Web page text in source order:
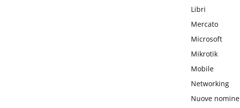
Libri
Mercato
Microsoft
Mikrotik
Mobile
Networking
Nuove nomine